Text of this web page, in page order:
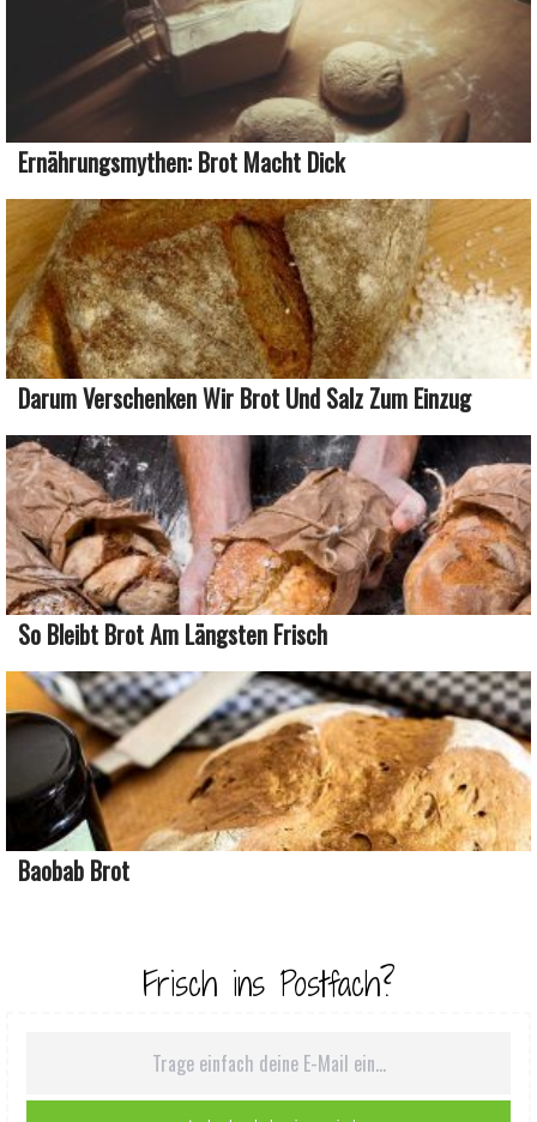
Ernährungsmythen: Brot Macht Dick
Darum Verschenken Wir Brot Und Salz Zum Einzug
So Bleibt Brot Am Längsten Frisch
Baobab Brot
Frisch ins Postfach?